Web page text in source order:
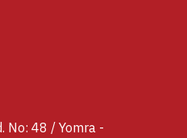
No: 48 / Yomra -